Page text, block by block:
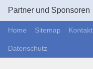
Partner und Sponsoren
Home Sitemap Kontakt
Datenschutz